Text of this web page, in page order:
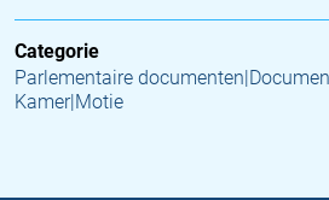
Categorie
Parlementaire
Kamer|Motie